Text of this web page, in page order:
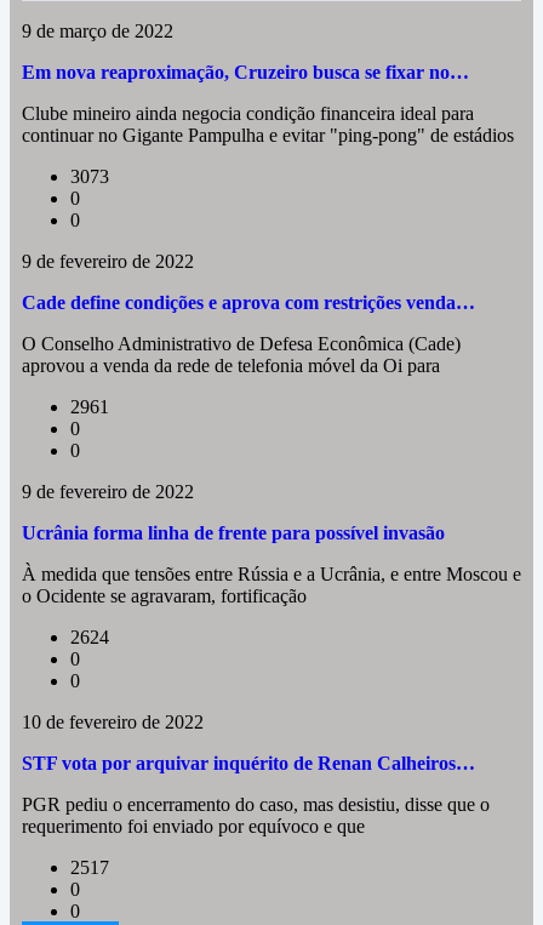
9 de março de 2022
Em nova reaproximação, Cruzeiro busca se fixar no…
Clube mineiro ainda negocia condição financeira ideal para
continuar no Gigante Pampulha e evitar "ping-pong" de estádios
3073
0
0
9 de fevereiro de 2022
Cade define condições e aprova com restrições venda…
O Conselho Administrativo de Defesa Econômica (Cade)
aprovou a venda da rede de telefonia móvel da Oi para
2961
0
0
9 de fevereiro de 2022
Ucrânia forma linha de frente para possível invasão
À medida que tensões entre Rússia e a Ucrânia, e entre Moscou e
o Ocidente se agravaram, fortificação
2624
0
0
10 de fevereiro de 2022
STF vota por arquivar inquérito de Renan Calheiros…
PGR pediu o encerramento do caso, mas desistiu, disse que o
requerimento foi enviado por equívoco e que
2517
0
0